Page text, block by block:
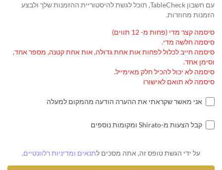
עם חשבון TableCheck, תוכל לגשת להיסטוריית ההזמנות שלך ולבצע
הזמנות מחוזרות.
סיסמה קצר מדי (פחות מ- 12 תווים)
סיסמה חלשה מדי.
סיסמה חייב לכלול לפחות אות אחת גדולה, אות אחת קטנה, מספר אחד,
וסימן אחד.
סיסמה לא יכול להכיל חלק מאימייל.
סיסמה לא תואם לאישורו
אני מאשר שקראתי את ההערה הודעה מהמקום למעלה
קבל הצעות מ-Shirato ומקומות נוספים
על ידי הגשת טופס זה, אתה מסכים לתנאים ומדיניות רלוונטיים.